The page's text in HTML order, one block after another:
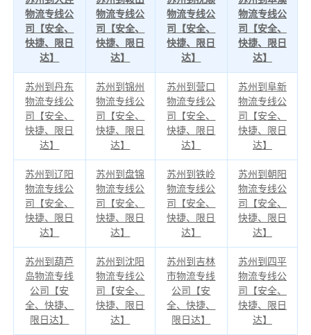
物流专线公
司【安全、
快捷、限日
达】
物流专线公
司【安全、
快捷、限日
达】
物流专线公
司【安全、
快捷、限日
达】
物流专线公
司【安全、
快捷、限日
达】
苏州到丹东
物流专线公
司【安全、
快捷、限日
达】
苏州到锦州
物流专线公
司【安全、
快捷、限日
达】
苏州到营口
物流专线公
司【安全、
快捷、限日
达】
苏州到阜新
物流专线公
司【安全、
快捷、限日
达】
苏州到辽阳
物流专线公
司【安全、
快捷、限日
达】
苏州到盘锦
物流专线公
司【安全、
快捷、限日
达】
苏州到铁岭
物流专线公
司【安全、
快捷、限日
达】
苏州到朝阳
物流专线公
司【安全、
快捷、限日
达】
苏州到葫芦
岛物流专线
公司【安
全、快捷、
限日达】
苏州到沈阳
物流专线公
司【安全、
快捷、限日
达】
苏州到吉林
市物流专线
公司【安
全、快捷、
限日达】
苏州到四平
物流专线公
司【安全、
快捷、限日
达】